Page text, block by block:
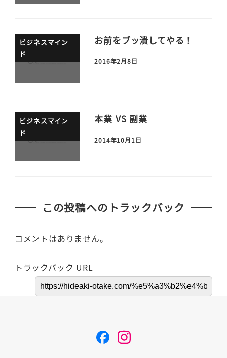
ビジネスマイン
ド
お前をブッ潰してやる！
2016年2月8日
ビジネスマイン
ド
本業 VS 副業
2014年10月1日
この投稿へのトラックバック
コメントはありません。
トラックバック URL
F I